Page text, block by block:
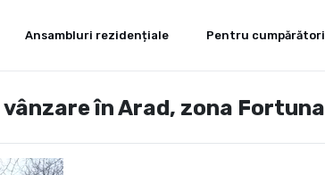
Ansambluri rezidențiale Pentru cumpărători
în Arad, zona Fortuna